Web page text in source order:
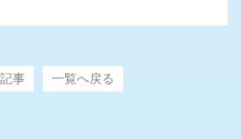
事 一覧へ戻る